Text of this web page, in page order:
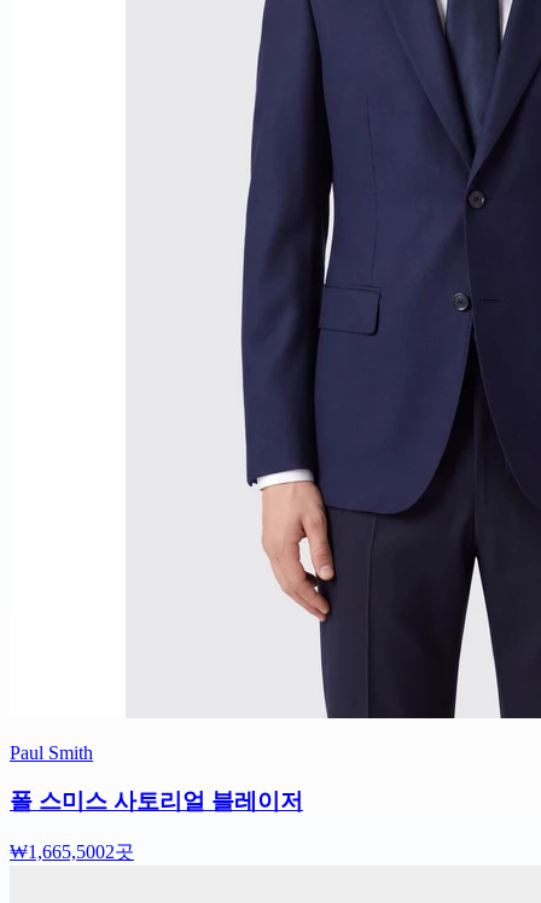
Paul Smith
폴 스미스 사토리얼 블레이저
₩1,665,5002곳